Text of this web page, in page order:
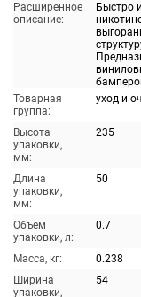
Расширенное
описание:
Быстро
Товарная
группа:
уход и
Высота
упаковки,
мм:
235
Длина
упаковки,
мм:
50
Объем
упаковки, л:
0.7
Масса, кг:
0.238
Ширина
упаковки,
54